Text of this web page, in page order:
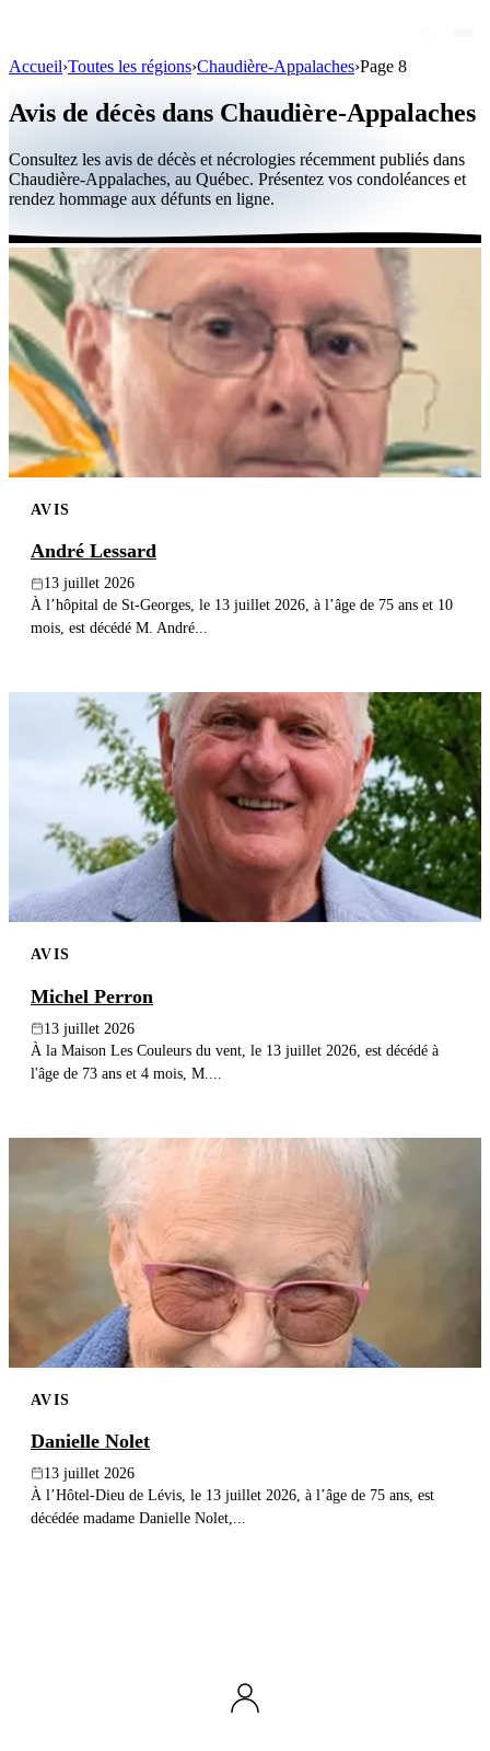
Personnalités publiques
Québec
Canada
International
Par région
Par ville
Maisons funéraires
Éternea
Blog
Recherche
Accueil›Toutes les régions›Chaudière-Appalaches›Page 8
Avis de décès dans Chaudière-Appalaches
Consultez les avis de décès et nécrologies récemment publiés dans
Chaudière-Appalaches, au Québec. Présentez vos condoléances et
rendez hommage aux défunts en ligne.
AVIS
André Lessard
13 juillet 2026
À l’hôpital de St-Georges, le 13 juillet 2026, à l’âge de 75 ans et 10
mois, est décédé M. André...
AVIS
Michel Perron
13 juillet 2026
À la Maison Les Couleurs du vent, le 13 juillet 2026, est décédé à
l'âge de 73 ans et 4 mois, M....
AVIS
Danielle Nolet
13 juillet 2026
À l’Hôtel-Dieu de Lévis, le 13 juillet 2026, à l’âge de 75 ans, est
décédée madame Danielle Nolet,...